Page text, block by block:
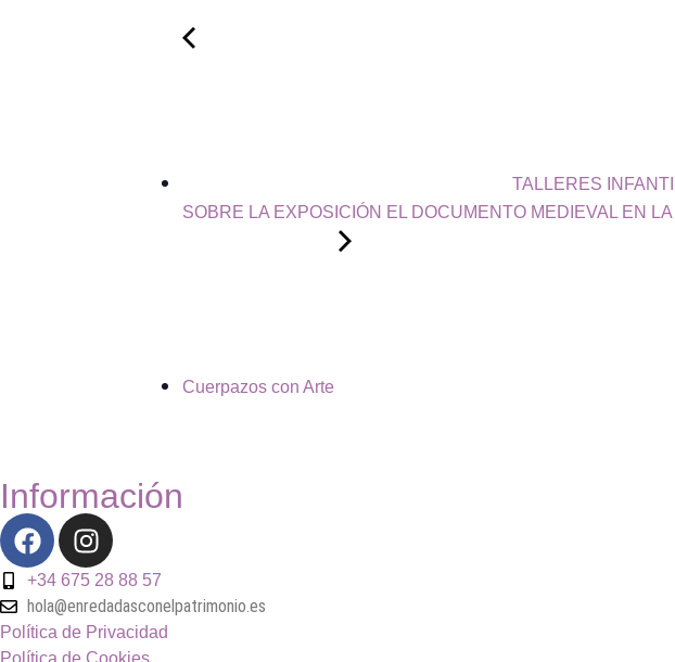
TALLERES
SOBRE LA EXPOSICIÓN EL DOCUMENTO MEDIEVAL EN
Cuerpazos con Arte
Información
+34 675 28 88 57
hola@enredadasconelpatrimonio.es
Política de Privacidad